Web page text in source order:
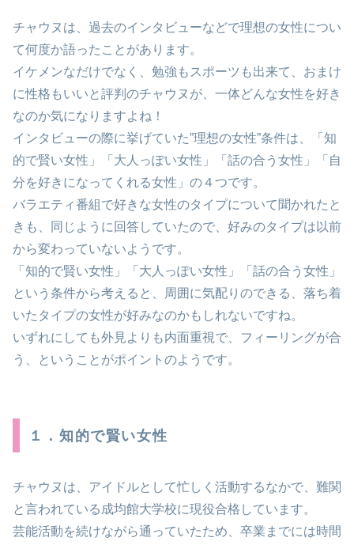
チャウヌは、過去のインタビューなどで理想の女性につい
て何度か語ったことがあります。
イケメンなだけでなく、勉強もスポーツも出来て、おまけ
に性格もいいと評判のチャウヌが、一体どんな女性を好き
なのか気になりますよね！
インタビューの際に挙げていた”理想の女性”条件は、「知
的で賢い女性」「大人っぽい女性」「話の合う女性」「自
分を好きになってくれる女性」の４つです。
バラエティ番組で好きな女性のタイプについて聞かれたと
きも、同じように回答していたので、好みのタイプは以前
から変わっていないようです。
「知的で賢い女性」「大人っぽい女性」「話の合う女性」
という条件から考えると、周囲に気配りのできる、落ち着
いたタイプの女性が好みなのかもしれないですね。
いずれにしても外見よりも内面重視で、フィーリングが合
う、ということがポイントのようです。
１．知的で賢い女性
チャウヌは、アイドルとして忙しく活動するなかで、難関
と言われている成均館大学校に現役合格しています。
芸能活動を続けながら通っていたため、卒業までには時間